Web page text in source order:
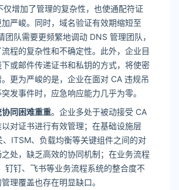
仅增加了管理的复杂性，也使通配符证
严峻。同时，域名验证有效期缩短至
团队需要更频繁地调动 DNS 管理团队，
程的复杂性和不确定性。此外，企业目
或邮件传递证书和私钥的方式，将使密
更为严峻的是，企业在面对 CA 违规吊
发事件时，应急响应能力几乎为零。
同困难重重。企业多处于被动接受 CA
对证书进行有效管理；在基础设施层
ITSM、负载均衡等关键组件之间的对
处，缺乏高效的协同机制；在业务流程
钉钉、飞书等业务流程系统的整合度不
理覆盖也存在明显缺口。